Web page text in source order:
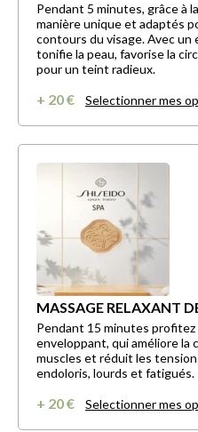
Pendant 5 minutes, grâce à
manière unique et adaptés
contours du visage. Avec
tonifie la peau, favorise la
pour un teint radieux.
+ 20 € Selectionner mes
MASSAGE RELAXANT
Pendant 15 minutes
enveloppant, qui améliore la
muscles et réduit les
endoloris, lourds et fatigués.
+ 20 € Selectionner mes